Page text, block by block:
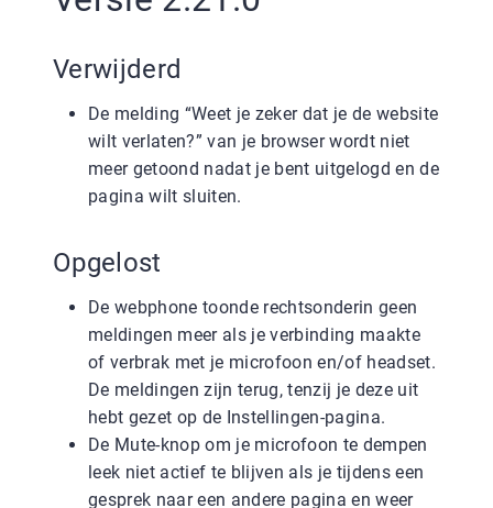
Verwijderd
De melding “Weet je zeker dat je de website
wilt verlaten?” van je browser wordt niet
meer getoond nadat je bent uitgelogd en de
pagina wilt sluiten.
Opgelost
De webphone toonde rechtsonderin geen
meldingen meer als je verbinding maakte
of verbrak met je microfoon en/of headset.
De meldingen zijn terug, tenzij je deze uit
hebt gezet op de Instellingen-pagina.
De Mute-knop om je microfoon te dempen
leek niet actief te blijven als je tijdens een
gesprek naar een andere pagina en weer